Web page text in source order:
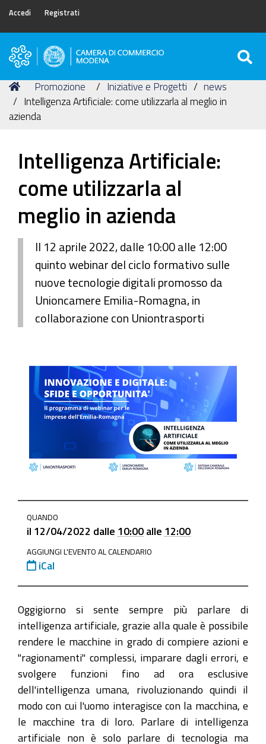
Accedi Registrati
Camera
Commercio
di
Modena
Tu
sei
qui:
Home
Promozione Iniziative e Progetti
news
Intelligenza Artificiale: come utilizzarla al meglio in
azienda
Intelligenza Artificiale:
come utilizzarla al
meglio in azienda
Il 12 aprile 2022, dalle 10:00 alle 12:00
quinto webinar del ciclo formativo sulle
nuove tecnologie digitali promosso da
Unioncamere Emilia-Romagna, in
collaborazione con Uniontrasporti
progetti/news/intelligenza-
artificiale-
come-
utilizzarla-
meglio-
Intelligenza
Artificiale:
come
utilizzarla
al
QUANDO
il 12/04/2022 dalle 10:00 alle 12:00
AGGIUNGI L'EVENTO AL CALENDARIO
iCal
Oggigiorno si sente sempre più parlare di
intelligenza artificiale, grazie alla quale è possibile
rendere le macchine in grado di compiere azioni e
"ragionamenti" complessi, imparare dagli errori, e
svolgere funzioni fino ad ora esclusive
dell'intelligenza umana, rivoluzionando quindi il
modo con cui l'uomo interagisce con la macchina, e
le macchine tra di loro. Parlare di intelligenza
artificiale non è solo parlare di tecnologia ma